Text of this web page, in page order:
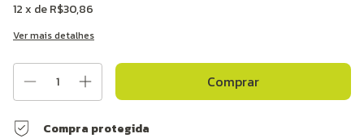
12x deR$30,86
Ver mais detalhes
Compra protegida